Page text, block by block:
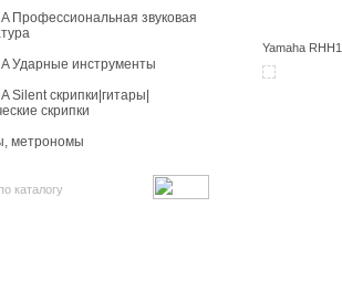
Профессиональная звуковая
Ударные инструменты
Silent скрипки|гитары|
скрипки
метрономы
Yamaha